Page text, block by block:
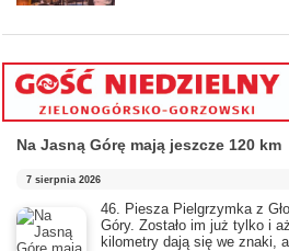
Na Jasną Górę mają jeszcze 120 km
7 sierpnia 2026
46. Piesza Pielgrzymka z
Góry. Zostało im już tylko i
kilometry dają się we znaki,